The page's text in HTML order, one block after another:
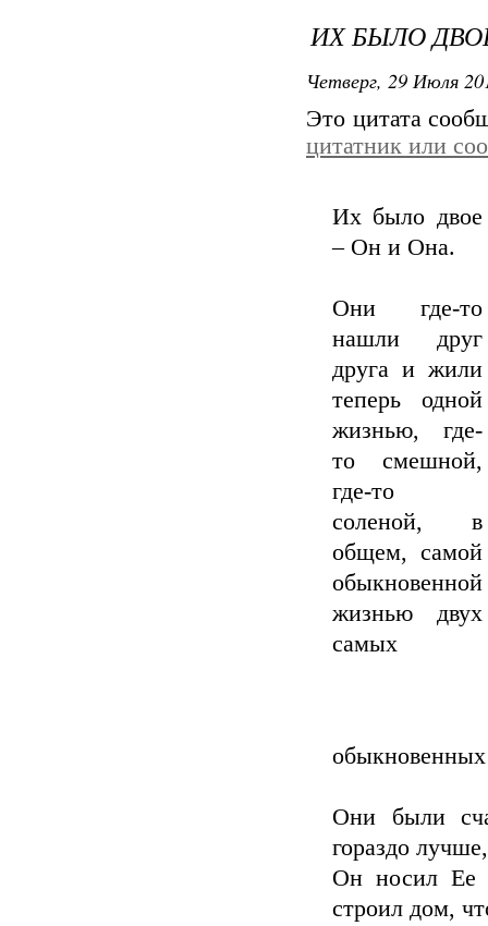
ИХ БЫЛО
Четверг, 29 Июля
Это цитата
цитатник или
Их было двое
– Он и Она.
Они где-то
нашли друг
друга и жили
теперь одной
жизнью, где-
то смешной,
где-то
соленой, в
общем, самой
обыкновенной
жизнью двух
самых
Они были
гораздо
Он носил Ее
строил дом,